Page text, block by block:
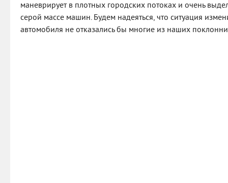
маневрирует в плотных городских потоках и очень
серой массе машин. Будем надеяться, что ситуация
автомобиля не отказались бы многие из наших